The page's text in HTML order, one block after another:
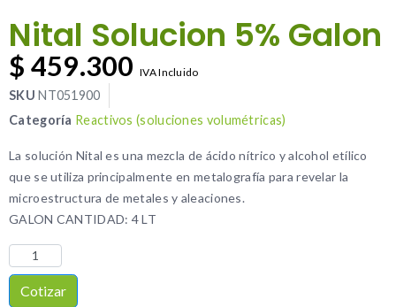
Nital Solucion 5% Galon
$ 459.300 IVA Incluido
SKUNT051900
Categoría Reactivos (soluciones volumétricas)
La solución Nital es una mezcla de ácido nítrico y alcohol etílico
que se utiliza principalmente en metalografía para revelar la
microestructura de metales y aleaciones.
GALON CANTIDAD: 4 LT
Cotizar